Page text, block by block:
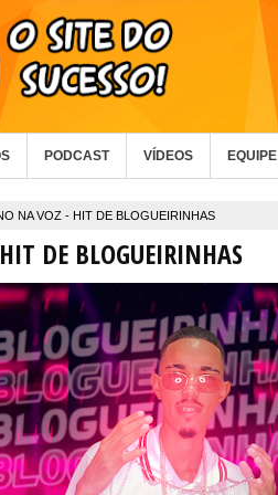
PODCAST VÍDEOS EQUIPE
NA VOZ - HIT DE BLOGUEIRINHAS
DE BLOGUEIRINHAS